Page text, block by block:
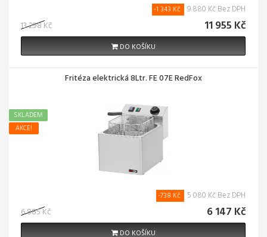
13 298 Kč
-1 343 Kč 9 880 Kč Bez DPH
11 955 Kč
DO KOŠÍKU
Fritéza elektrická 8Ltr. FE 07E RedFox
AKCE!
SKLADEM
6 885 Kč
-738 Kč 5 080 Kč Bez DPH
6 147 Kč
DO KOŠÍKU